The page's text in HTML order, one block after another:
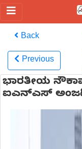
Back
Previous
ಭಾರತೀಯ
ಐಎನ್‌ಎಸ್